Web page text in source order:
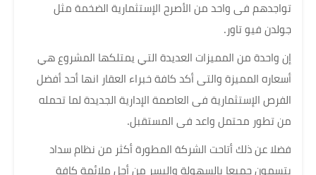
تواجدهم فى واحد من الأصرح الإستثمارية الضخمة مثل
جولدن فيو تاور.
إن واحدة من المميزات العديدة التي يمتلكها المشروع هي
أسعاره المميزة والتى أكد كافة خبراء العقار انها أحد أفضل
الفرص الإستثمارية فى العاصمة الإدارية الجديدة لما تحمله
من تطور محتمل واعد فى المستقبل.
فضلا عن ذلك أتاحت الشركة المطورة أكثر من نظام سداد
يتسمون جميعا بالسهولة واليسر من أجل ملائمة كافة